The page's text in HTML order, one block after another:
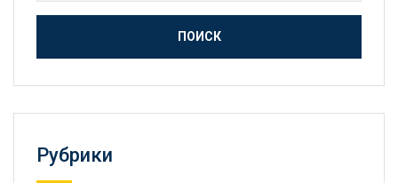
Рубрики